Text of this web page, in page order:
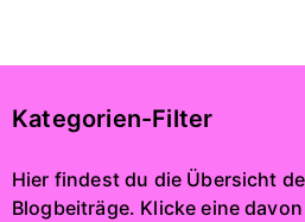
Kategorien-Filter
Hier findest du die Übersicht
Blogbeiträge. Klicke eine